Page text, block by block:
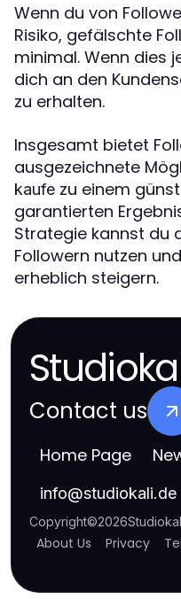
Wenn du von
Risiko, gefälschte
minimal. Wenn dies
dich an den
zu erhalten.
Insgesamt bietet
ausgezeichnete
kaufe zu einem
garantierten
Strategie kannst du
Followern nutzen
erheblich steigern.
Contact us
Home Page
info@studiokali.de
Copyright©2026
About Us Privacy